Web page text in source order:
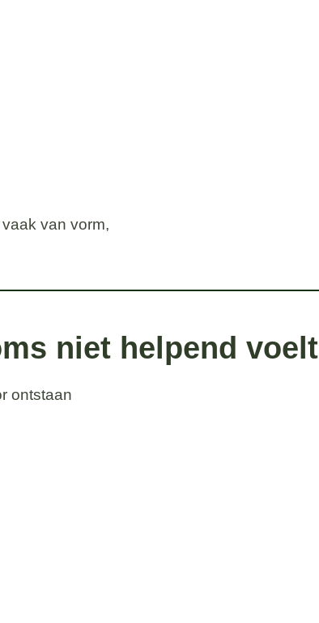
van vorm,
niet helpend voelt
ontstaan